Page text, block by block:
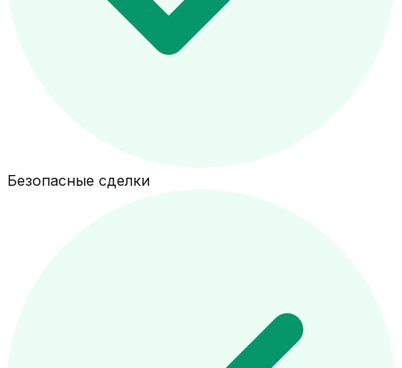
Безопасные сделки